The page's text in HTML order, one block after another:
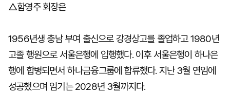
△함영주 회장은
1956년생 충남 부여 출신으로 강경상고를 졸업하고 1980년
고졸 행원으로 서울은행에 입행했다. 이후 서울은행이 하나은
행에 합병되면서 하나금융그룹에 합류했다. 지난 3월 연임에
성공했으며 임기는 2028년 3월까지다.